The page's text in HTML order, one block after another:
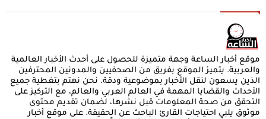
موقع أخبار الساعة وجهة متميزة للحصول على أحدث الأخبار العالمية
والعربية. يتميز الموقع بفريق من الصحفيين والمدونين المحترفين
الذين يسعون لنقل الأخبار بموضوعية ودقة. نحن نهتم بتغطية جميع
الأحداث والقضايا المهمة في العالم العربي والعالم، مع التركيز على
التحقق من صحة المعلومات قبل نشرها، لضمان تقديم محتوى
موثوق يلبي احتياجات القارئ الباحث عن الحقيقة. على موقع أخبار